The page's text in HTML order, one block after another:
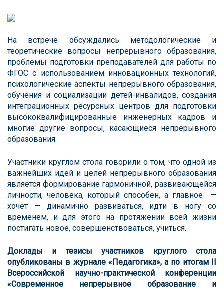
На встрече обсуждались методологические и
теоретические вопросы непрерывного образования,
проблемы подготовки преподавателей для работы по
ФГОС с использованием инновационных технологий,
психологические аспекты непрерывного образования,
обучения и социализации детей-инвалидов, создания
интеграционных ресурсных центров для подготовки
высококвалифицированные инженерных кадров и
многие другие вопросы, касающиеся непрерывного
образования.
Участники круглом стола говорили о том, что одной из
важнейших идей и целей непрерывного образования
является формирование гармоничной, развивающейся
личности, человека, который способен, а главное —
хочет — динамично развиваться, идти в ногу со
временем, и для этого на протяжении всей жизни
постигать новое, совершенствоваться, учиться.
Доклады и тезисы участников круглого стола
опубликованы в журнале «Педагогика», а по итогам II
Всероссийской научно-практической конференции
«Современное непрерывное образование и